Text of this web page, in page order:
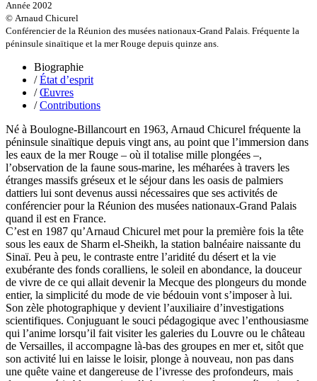
Guillemot Agnès
Guillotel Pierre-Antoine
Guyon Élizabeth
Haegy Jean-Marie
Hafez Kim
Halluin Bruno d’
Hardivilliers Albéric d’
Harvey James
Heimburger Mario
Hervouët Tifenn
Houdaille Christophe
Hussain Fawaz
Hussenet Emmanuel
Imhof Valentine
Jacq Marie-Claire
Jallade Sébastien
Janichon Gérard
Kerouedan Annie
Klein Julie
Klotz Lætitia
Klvana Ilya
Kotry Jérôme
La Brosse Gaële de
Labouche Didier
Lacarrière Jacques
Lacrampe Corine
Lagny Laurence
Laheurte Marielle
Année 2002
© Arnaud Chicurel
Conférencier de la Réunion des musées nationaux-Grand Palais. Fréquente la
péninsule sinaïtique et la mer Rouge depuis quinze ans.
Biographie
/État d’esprit
/Œuvres
/Contributions
Né à Boulogne-Billancourt en 1963, Arnaud Chicurel fréquente la
péninsule sinaïtique depuis vingt ans, au point que l’immersion dans
les eaux de la mer Rouge – où il totalise mille plongées –,
l’observation de la faune sous-marine, les méharées à travers les
étranges massifs gréseux et le séjour dans les oasis de palmiers
dattiers lui sont devenus aussi nécessaires que ses activités de
conférencier pour la Réunion des musées nationaux-Grand Palais
quand il est en France.
C’est en 1987 qu’Arnaud Chicurel met pour la première fois la tête
sous les eaux de Sharm el-Sheikh, la station balnéaire naissante du
Sinaï. Peu à peu, le contraste entre l’aridité du désert et la vie
exubérante des fonds coralliens, le soleil en abondance, la douceur
de vivre de ce qui allait devenir la Mecque des plongeurs du monde
entier, la simplicité du mode de vie bédouin vont s’imposer à lui.
Son zèle photographique y devient l’auxiliaire d’investigations
scientifiques. Conjuguant le souci pédagogique avec l’enthousiasme
qui l’anime lorsqu’il fait visiter les galeries du Louvre ou le château
de Versailles, il accompagne là-bas des groupes en mer et, sitôt que
son activité lui en laisse le loisir, plonge à nouveau, non pas dans
une quête vaine et dangereuse de l’ivresse des profondeurs, mais